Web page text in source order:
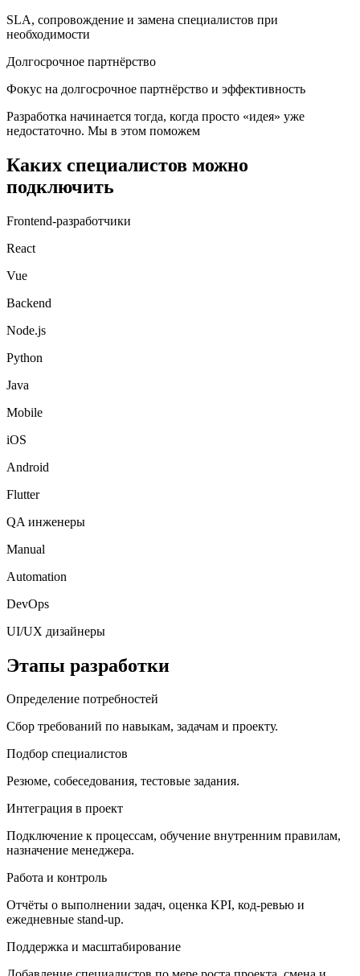
SLA, сопровождение и замена специалистов при
необходимости
Долгосрочное партнёрство
Фокус на долгосрочное партнёрство и эффективность
Разработка начинается тогда, когда просто «идея» уже
недостаточно. Мы в этом поможем
Каких специалистов можно
подключить
Frontend-разработчики
React
Vue
Backend
Node.js
Python
Java
Mobile
iOS
Android
Flutter
QA инженеры
Manual
Automation
DevOps
UI/UX дизайнеры
Этапы разработки
Определение потребностей
Сбор требований по навыкам, задачам и проекту.
Подбор специалистов
Резюме, собеседования, тестовые задания.
Интеграция в проект
Подключение к процессам, обучение внутренним правилам,
назначение менеджера.
Работа и контроль
Отчёты о выполнении задач, оценка KPI, код-ревью и
ежедневные stand-up.
Поддержка и масштабирование